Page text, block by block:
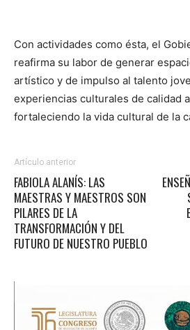
Con actividades como ésta, el
reafirma su labor de generar
artístico y de impulso al talento
experiencias culturales de calidad
fortaleciendo la vida cultural de la
Artículo anterior
FABIOLA ALANÍS: LAS
MAESTRAS Y MAESTROS SON
PILARES DE LA
TRANSFORMACIÓN Y DEL
FUTURO DE NUESTRO PUEBLO